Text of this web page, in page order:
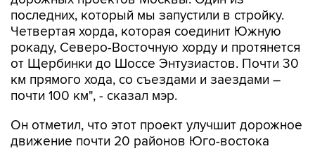
последних, который мы запустили в стройку.
Четвертая хорда, которая соединит Южную
рокаду, Северо-Восточную хорду и протянется
от Щербинки до Шоссе Энтузиастов. Почти 30
км прямого хода, со съездами и заездами –
почти 100 км", - сказал мэр.
Он отметил, что этот проект улучшит дорожное
движение почти 20 районов Юго-востока